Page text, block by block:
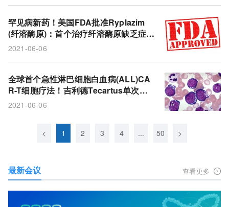
罕见病新药！美国FDA批准Ryplazim
(纤溶酶原)：首个治疗纤溶酶原缺乏症的
药物!
2021-06-06
全球首个急性淋巴细胞白血病(ALL)CA
R-T细胞疗法！吉利德Tecartus单次输
注：完全缓解率71%!
2021-06-06
< 1 2 3 4 ... 50 >
最新会议 查看更多